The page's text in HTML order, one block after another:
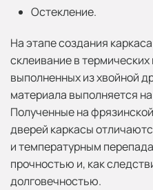
Остекление.
На этапе создания
склеивание в термических
выполненных из хвойной
материала выполняется
Полученные на
дверей каркасы
и температурным
прочностью и, как
долговечностью.